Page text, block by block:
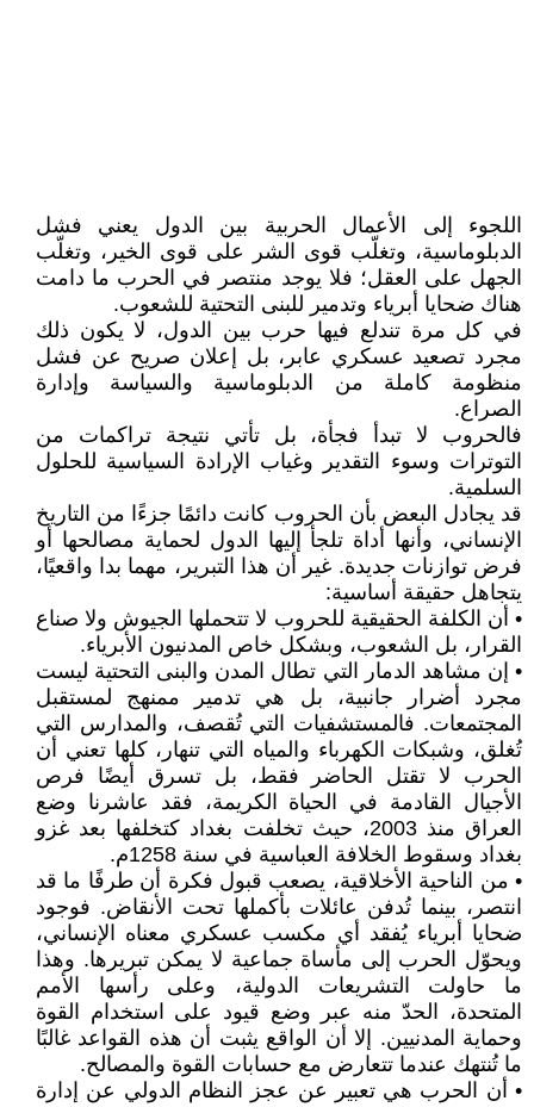
اللجوء إلى الأعمال الحربية بين الدول يعني فشل
الدبلوماسية، وتغلّب قوى الشر على قوى الخير، وتغلّب
الجهل على العقل؛ فلا يوجد منتصر في الحرب ما دامت
هناك ضحايا أبرياء وتدمير للبنى التحتية للشعوب.
في كل مرة تندلع فيها حرب بين الدول، لا يكون ذلك
مجرد تصعيد عسكري عابر، بل إعلان صريح عن فشل
منظومة كاملة من الدبلوماسية والسياسة وإدارة
الصراع.
فالحروب لا تبدأ فجأة، بل تأتي نتيجة تراكمات من
التوترات وسوء التقدير وغياب الإرادة السياسية للحلول
السلمية.
قد يجادل البعض بأن الحروب كانت دائمًا جزءًا من التاريخ
الإنساني، وأنها أداة تلجأ إليها الدول لحماية مصالحها أو
فرض توازنات جديدة. غير أن هذا التبرير، مهما بدا واقعيًا،
يتجاهل حقيقة أساسية:
• أن الكلفة الحقيقية للحروب لا تتحملها الجيوش ولا صناع
القرار، بل الشعوب، وبشكل خاص المدنيون الأبرياء.
• إن مشاهد الدمار التي تطال المدن والبنى التحتية ليست
مجرد أضرار جانبية، بل هي تدمير ممنهج لمستقبل
المجتمعات. فالمستشفيات التي تُقصف، والمدارس التي
تُغلق، وشبكات الكهرباء والمياه التي تنهار، كلها تعني أن
الحرب لا تقتل الحاضر فقط، بل تسرق أيضًا فرص
الأجيال القادمة في الحياة الكريمة، فقد عاشرنا وضع
العراق منذ 2003، حيث تخلفت بغداد كتخلفها بعد غزو
بغداد وسقوط الخلافة العباسية في سنة 1258م.
• من الناحية الأخلاقية، يصعب قبول فكرة أن طرفًا ما قد
انتصر، بينما تُدفن عائلات بأكملها تحت الأنقاض. فوجود
ضحايا أبرياء يُفقد أي مكسب عسكري معناه الإنساني،
ويحوّل الحرب إلى مأساة جماعية لا يمكن تبريرها. وهذا
ما حاولت التشريعات الدولية، وعلى رأسها الأمم
المتحدة، الحدّ منه عبر وضع قيود على استخدام القوة
وحماية المدنيين. إلا أن الواقع يثبت أن هذه القواعد غالبًا
ما تُنتهك عندما تتعارض مع حسابات القوة والمصالح.
• أن الحرب هي تعبير عن عجز النظام الدولي عن إدارة